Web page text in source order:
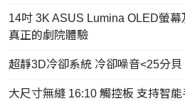
14吋 3K ASUS Lumina OLED螢
真正的劇院體驗
超靜3D冷卻系統 冷卻噪音<25分
大尺寸無縫 16:10 觸控板 支持智